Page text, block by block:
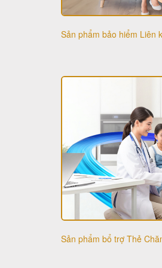
Sản phẩm bảo hiểm Liên
Sản phẩm bổ trợ Thẻ